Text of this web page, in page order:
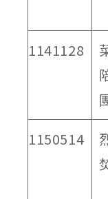
1141128
1150514